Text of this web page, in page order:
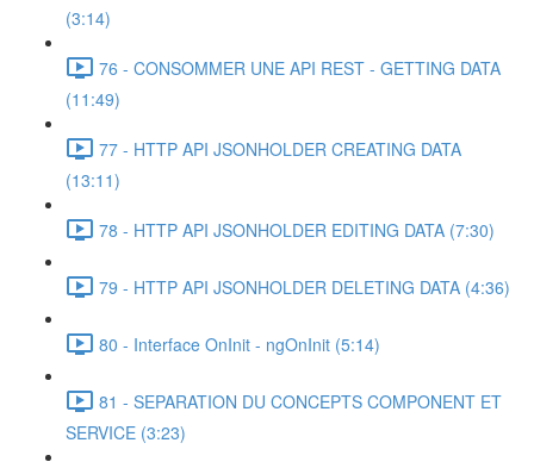
(3:14)
76 - CONSOMMER UNE API REST - GETTING DATA
(11:49)
77 - HTTP API JSONHOLDER CREATING DATA
(13:11)
78 - HTTP API JSONHOLDER EDITING DATA (7:30)
79 - HTTP API JSONHOLDER DELETING DATA (4:36)
80 - Interface OnInit - ngOnInit (5:14)
81 - SEPARATION DU CONCEPTS COMPONENT ET
SERVICE (3:23)